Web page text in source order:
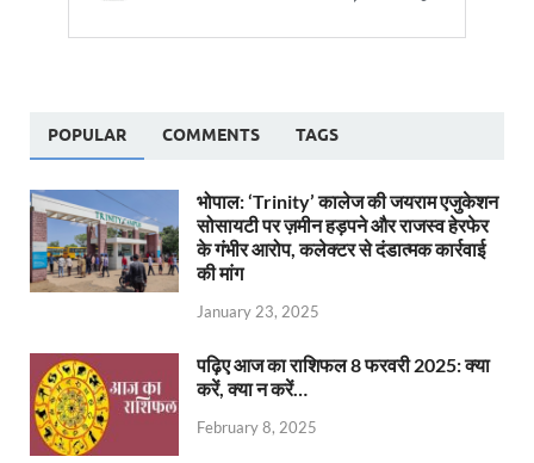
POPULAR COMMENTS TAGS
भोपाल: ‘Trinity’ कालेज की जयराम एजुकेशन
सोसायटी पर ज़मीन हड़पने और राजस्व हेरफेर
के गंभीर आरोप, कलेक्टर से दंडात्मक कार्रवाई
की मांग
January 23, 2025
पढ़िए आज का राशिफल 8 फरवरी 2025: क्या
करें, क्या न करें…
February 8, 2025